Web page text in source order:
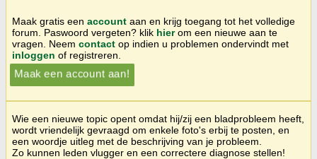
Maak gratis een account aan en krijg toegang tot het volledige
forum. Paswoord vergeten? klik hierom een nieuwe aan te
vragen. Neem contact op indien u problemen ondervindt met
inloggen of registreren.
Maak een account aan!
Wie een nieuwe topic opent omdat hij/zij een bladprobleem heeft,
wordt vriendelijk gevraagd om enkele foto's erbij te posten, en
een woordje uitleg met de beschrijving van je probleem.
Zo kunnen leden vlugger en een correctere diagnose stellen!